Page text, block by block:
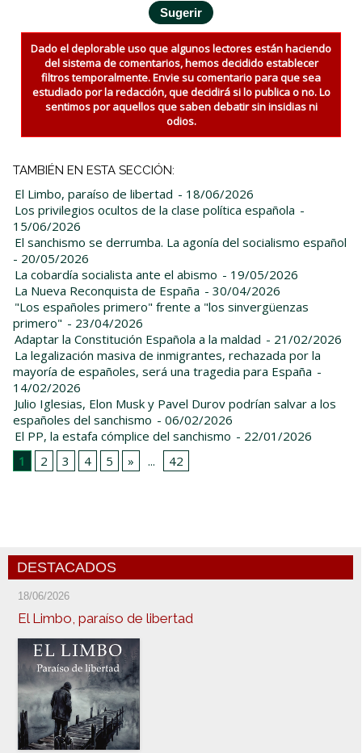
Dado el deplorable uso que algunos lectores están haciendo
del sistema de comentarios, hemos decidido establecer
filtros temporalmente. Envie su comentario para que sea
estudiado por la redacción, que decidirá si lo publica o no. Lo
sentimos por aquellos que saben debatir sin insidias ni
odios.
TAMBIÉN EN ESTA SECCIÓN:
El Limbo, paraíso de libertad - 18/06/2026
Los privilegios ocultos de la clase política española -
15/06/2026
El sanchismo se derrumba. La agonía del socialismo español
- 20/05/2026
La cobardía socialista ante el abismo - 19/05/2026
La Nueva Reconquista de España - 30/04/2026
"Los españoles primero" frente a "los sinvergüenzas
primero" - 23/04/2026
Adaptar la Constitución Española a la maldad - 21/02/2026
La legalización masiva de inmigrantes, rechazada por la
mayoría de españoles, será una tragedia para España -
14/02/2026
Julio Iglesias, Elon Musk y Pavel Durov podrían salvar a los
españoles del sanchismo - 06/02/2026
El PP, la estafa cómplice del sanchismo - 22/01/2026
1
2 3 4 5 » ... 42
DESTACADOS
18/06/2026
El Limbo, paraíso de libertad